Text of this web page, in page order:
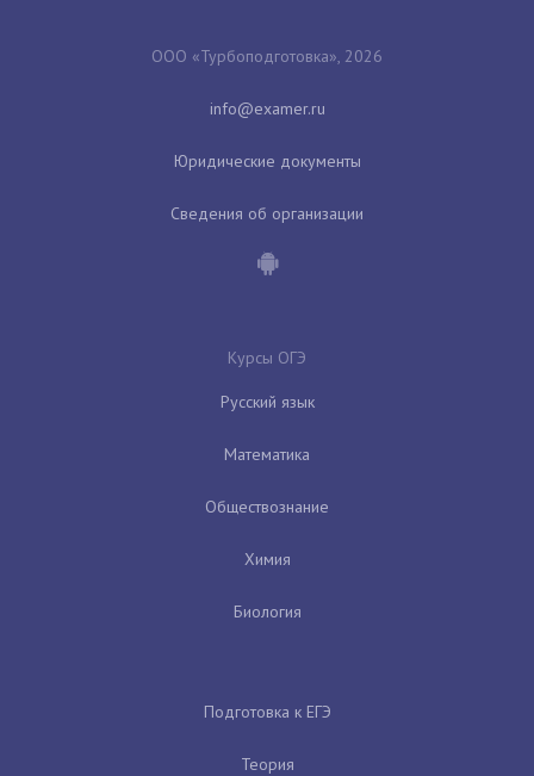
ООО «Турбоподготовка», 2026
Юридические документы
Сведения об организации
Курсы ОГЭ
Русский язык
Математика
Обществознание
Химия
Биология
Подготовка к ЕГЭ
Теория